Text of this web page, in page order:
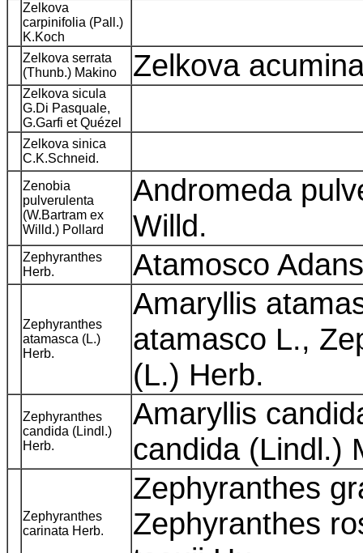
Zelkova
carpinifolia (Pall.)
K.Koch
Zelkova serrata
(Thunb.) Makino
Zelkova
Zelkova sicula
G.Di Pasquale,
G.Garfi et Quézel
Zelkova sinica
C.K.Schneid.
Zenobia
pulverulenta
(W.Bartram ex
Willd.) Pollard
Andromeda
Willd.
Zephyranthes
Herb.
Atamosco
Zephyranthes
atamasca (L.)
Herb.
Amaryllis
atamasco L.,
(L.) Herb.
Zephyranthes
candida (Lindl.)
Herb.
Amaryllis
candida (Lindl.)
Zephyranthes
carinata Herb.
Zephyranthes
Zephyranthes